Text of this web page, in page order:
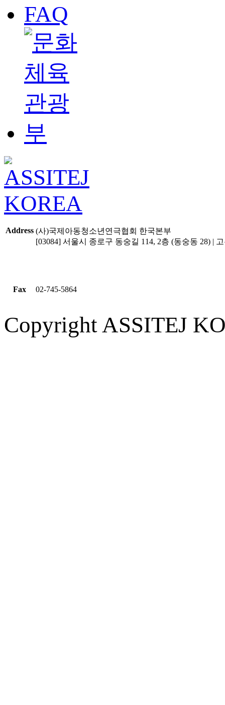
FAQ
Address (사)국제아동청소년연극협회 한국본부
[03084] 서울시 종로구 동숭길 114, 2층 (동숭동 28) |
Fax 02-745-5864
Copyright ASSITEJ